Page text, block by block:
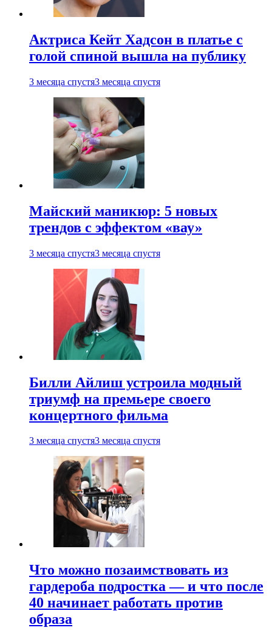
Актриса Кейт Хадсон в платье с
голой спиной вышла на публику
3 месяца спустя3 месяца спустя
Майский маникюр: 5 новых
трендов с эффектом «вау»
3 месяца спустя3 месяца спустя
Билли Айлиш устроила модный
триумф на премьере своего
концертного фильма
3 месяца спустя3 месяца спустя
Что можно позаимствовать из
гардероба подростка — и что после
40 начинает работать против
образа